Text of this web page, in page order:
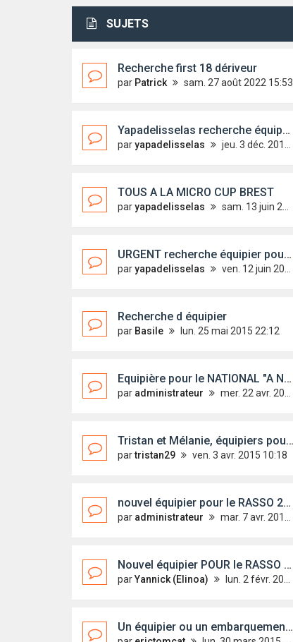
SUJETS
Recherche first 18 dériveur
par Patrick sam. 27 août 2022 15:53
Yapadelisselas recherche équipage pour 2016
paryapadelisselas jeu. 3 déc. 2015 20:34
TOUS A LA MICRO CUP BREST
paryapadelisselas sam. 13 juin 2015 11:04
URGENT recherche équipier pour micro cup BREST 2015
paryapadelisselas ven. 12 juin 2015 13:29
Recherche d équipier
par Basile lun. 25 mai 2015 22:12
Equipière pour le NATIONAL "A NOUS LES GLENAN
par administrateur mer. 22 avr. 2015 19:23
Tristan et Mélanie, équipiers pour les Glénans + convoyage
partristan29 ven. 3 avr. 2015 10:18
nouvel équipier pour le RASSO 2015
par administrateur mar. 7 avr. 2015 18:16
Nouvel équipier POUR le RASSO 2015
parYannick (Elinoa) lun. 2 févr. 2015 12:30
Un équipier ou un embarquement pour les glénans